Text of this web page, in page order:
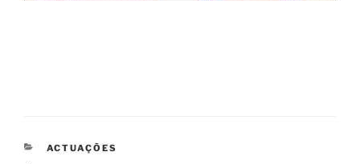
CATEGORIAS
ACTUAÇÕES